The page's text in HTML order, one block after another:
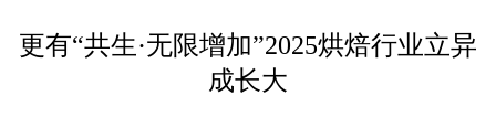
更有“共生·无限增加”2025烘焙行业立异
成长大